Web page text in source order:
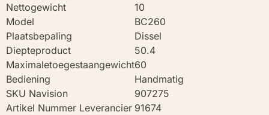
Nettogewicht
10
Model
BC260
Plaatsbepaling
Dissel
Diepteproduct
50.4
Maximaletoegestaangewicht60
Bediening
Handmatig
SKU Navision
907275
Artikel Nummer Leverancier 91674